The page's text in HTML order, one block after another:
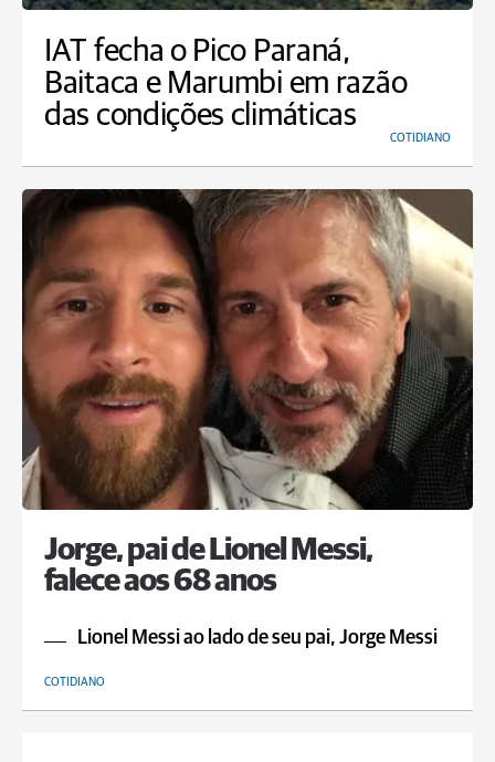
IAT fecha o Pico Paraná,
Baitaca e Marumbi em razão
das condições climáticas
COTIDIANO
Jorge, pai de Lionel Messi,
falece aos 68 anos
Lionel Messi ao lado de seu pai, Jorge Messi
COTIDIANO